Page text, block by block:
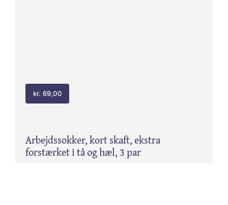
kr. 69,00
Arbejdssokker, kort skaft, ekstra
forstærket i tå og hæl, 3 par